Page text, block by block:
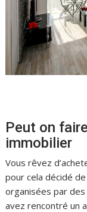
Peut on
immobilier
Vous rêvez
pour cela décidé
organisées par des
avez rencontré un